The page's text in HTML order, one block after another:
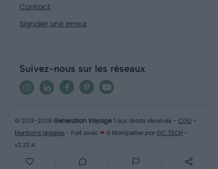
Contact
Signaler une erreur
Suivez-nous sur les réseaux
© 2013-2026 Generation VoyageTous droits réservés - CGU -
Mentions légales - Fait avec ❤ à Montpellier par GC TECH -
v2.32.4